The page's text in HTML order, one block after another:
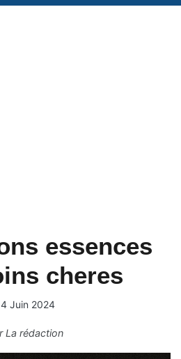
essences
cheres
Juin 2024
La rédaction